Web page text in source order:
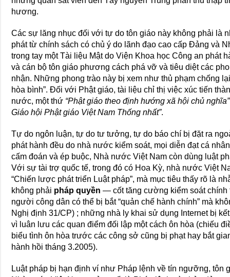
hương.
Các sự lăng nhục đối với tự do tôn giáo này không phải là
phát từ chính sách có chủ ý do lãnh đạo cao cấp Ðảng và
trong tay một Tài liệu Mật do Viện Khoa học Công an phát
và cán bộ tôn giáo phương cách phá vỡ và tiêu diệt các
nhận. Những phong trào này bị xem như thủ phạm chống
hòa bình”. Ðối với Phật giáo, tài liệu chỉ thị việc xúc tiến
nước, một thứ “Phật giáo theo định hướng xã hội chủ nghĩa”
Giáo hội Phật giáo Việt Nam Thống nhất”.
Tự do ngôn luận, tự do tư tưởng, tự do báo chí bị đặt ra
phát hành đều do nhà nước kiểm soát, mọi diễn đạt cá
cấm đoán và ép buộc, Nhà nước Việt Nam còn dùng luật
Với sự tài trợ quốc tế, trong đó có Hoa Kỳ, nhà nước Việt
“Chiến lược phát triển Luật pháp”, mà mục tiêu thấy rõ là
không phải pháp quyền — cốt tăng cường kiểm soát chính
người công dân có thể bị bắt “quản chế hành chính” mà
Nghị định 31/CP) ; những nhà ly khai sử dụng Internet bị
vì luân lưu các quan điểm đối lập một cách ôn hòa (chiếu
biểu tình ôn hòa trước các công sở cũng bị phạt hay bắt
hành hồi tháng 3.2005).
Luật pháp bị hạn định ví như Pháp lệnh về tín ngưỡng, tôn